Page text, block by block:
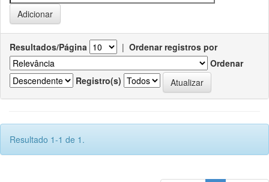
Resultados/Página | Ordenar registros por
Ordenar
Registro(s)
Resultado 1-1 de 1.